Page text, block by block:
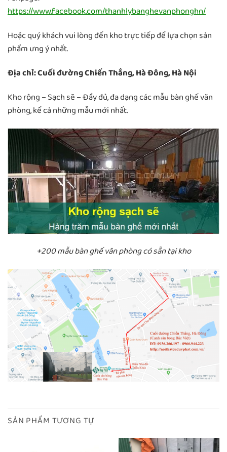
https://www.facebook.com/thanhlybanghevanphonghn/
Hoặc quý khách vui lòng đến kho trực tiếp để lựa chọn sản
phẩm ưng ý nhất.
Địa chỉ: Cuối đường Chiến Thắng, Hà Đông, Hà Nội
Kho rộng – Sạch sẽ – Đầy đủ, đa dạng các mẫu bàn ghế văn
phòng, kể cả những mẫu mới nhất.
+200 mẫu bàn ghế văn phòng có sẵn tại kho
SẢN PHẨM TƯƠNG TỰ